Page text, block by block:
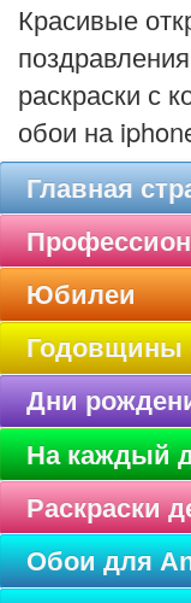
Красивые
раскраски с
обои на
Главная
Юбилеи
Годовщины
Дни
На каждый
Раскраски
Обои для